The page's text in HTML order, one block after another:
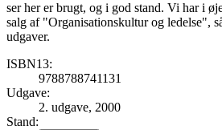
ser her er brugt, og i god stand. Vi har i
salg af "Organisationskultur og ledelse",
udgaver.
ISBN13:
9788788741131
Udgave:
2. udgave, 2000
Stand: